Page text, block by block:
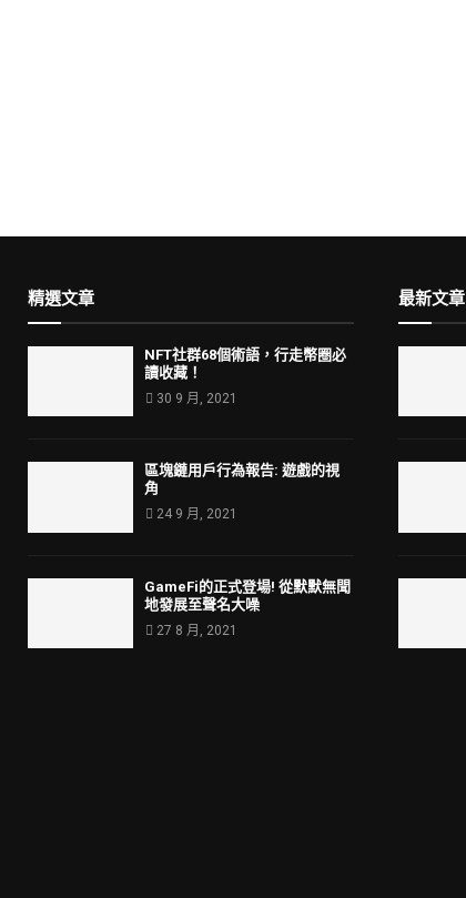
精選文章
NFT社群68個術語，行走幣圈必
讀收藏！
30 9 月, 2021
區塊鏈用戶行為報告: 遊戲的視
角
24 9 月, 2021
GameFi的正式登場! 從默默無聞
地發展至聲名大噪
27 8 月, 2021
最新文章